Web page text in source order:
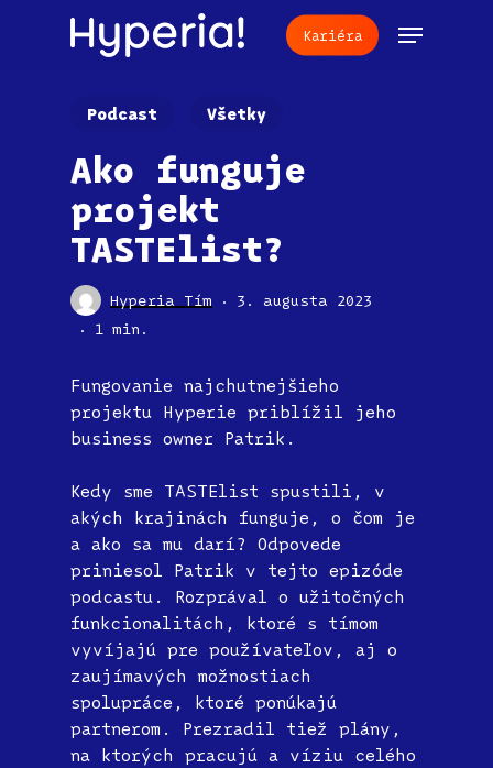
Kariéra Menu
Podcast Všetky
Ako funguje
projekt
TASTElist?
Hyperia Tím
3. augusta 2023
1 min.
Fungovanie najchutnejšieho
projektu Hyperie priblížil jeho
business owner Patrik.
Kedy sme TASTElist spustili, v
akých krajinách funguje, o čom je
a ako sa mu darí? Odpovede
priniesol Patrik v tejto epizóde
podcastu. Rozprával o užitočných
funkcionalitách, ktoré s tímom
vyvíjajú pre používateľov, aj o
zaujímavých možnostiach
spolupráce, ktoré ponúkajú
partnerom. Prezradil tiež plány,
na ktorých pracujú a víziu celého